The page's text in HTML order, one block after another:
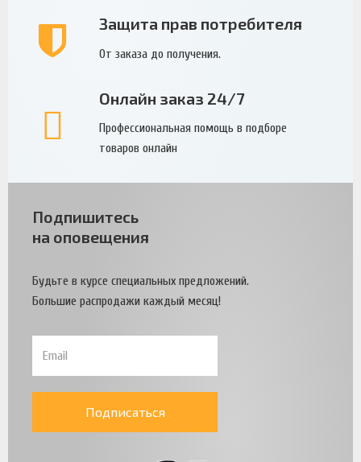
Защита прав потребителя
От заказа до получения.
Онлайн заказ 24/7
Профессиональная помощь в подборе
товаров онлайн
Подпишитесь
на оповещения
Будьте в курсе специальных предложений.
Большие распродажи каждый месяц!
Подписаться